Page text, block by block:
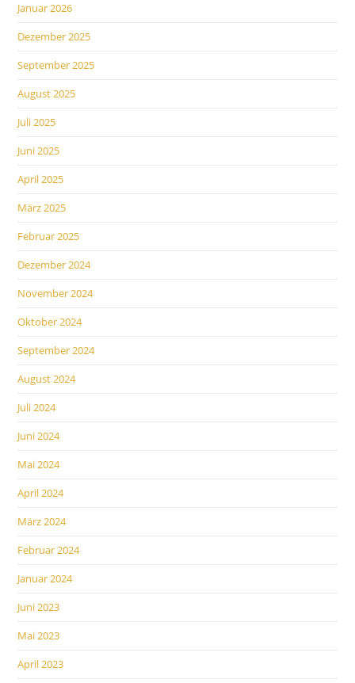
Januar 2026
Dezember 2025
September 2025
August 2025
Juli 2025
Juni 2025
April 2025
März 2025
Februar 2025
Dezember 2024
November 2024
Oktober 2024
September 2024
August 2024
Juli 2024
Juni 2024
Mai 2024
April 2024
März 2024
Februar 2024
Januar 2024
Juni 2023
Mai 2023
April 2023